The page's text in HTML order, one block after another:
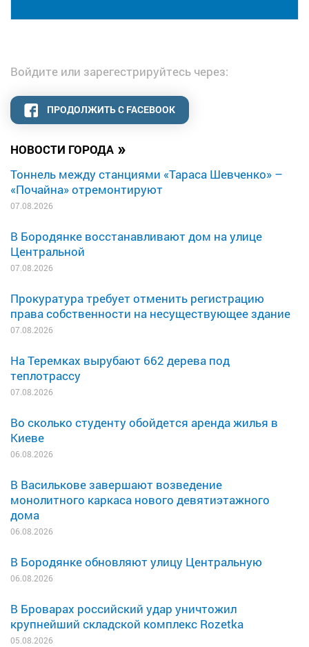
НОВОСТИ ГОРОДА »
Тоннель между станциями «Тараса Шевченко» –
«Почайна» отремонтируют
07.08.2026
В Бородянке восстанавливают дом на улице
Центральной
07.08.2026
Прокуратура требует отменить регистрацию
права собственности на несуществующее здание
07.08.2026
На Теремках вырубают 662 дерева под
теплотрассу
07.08.2026
Во сколько студенту обойдется аренда жилья в
Киеве
06.08.2026
В Василькове завершают возведение
монолитного каркаса нового девятиэтажного
дома
06.08.2026
В Бородянке обновляют улицу Центральную
06.08.2026
В Броварах российский удар уничтожил
крупнейший складской комплекс Rozetka
05.08.2026
Войдите или зарегестрируйтесь через:
ПРОДОЛЖИТЬ С FACEBOOK